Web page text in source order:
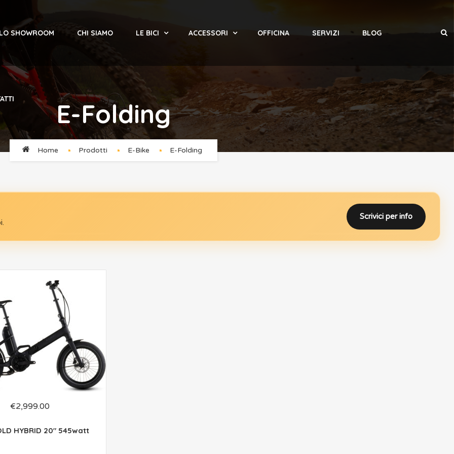
SHOWROOM CHI SIAMO LE BICI ACCESSORI OFFICINA SERVIZI BLOG
E-Folding
Home Prodotti E-Bike E-Folding
Scrivici per info
€2,999.00
HYBRID 20″ 545watt